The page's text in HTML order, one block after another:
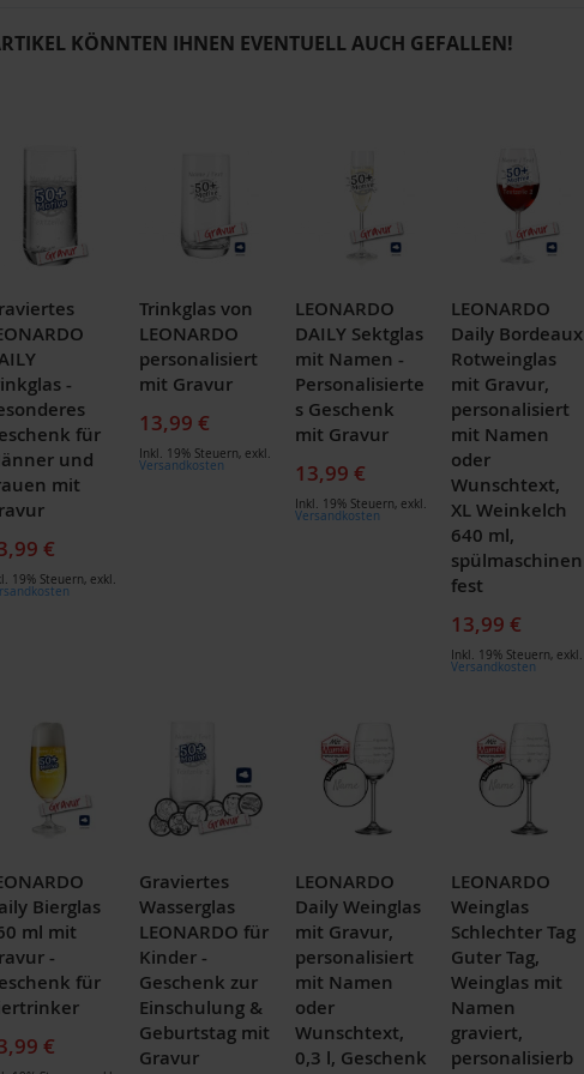
KÖNNTEN IHNEN EVENTUELL AUCH GEFALLEN!
-
für
und
mit
€
19% Steuern, exkl.
Trinkglas von
LEONARDO
personalisiert
mit Gravur
13,99 €
Inkl. 19% Steuern, exkl.
Versandkosten
LEONARDO
DAILY Sektglas
mit Namen -
Personalisierte
s Geschenk
mit Gravur
13,99 €
Inkl. 19% Steuern, exkl.
Versandkosten
LEONARDO
Daily Bordeaux
Rotweinglas
mit Gravur,
personalisiert
mit Namen
oder
Wunschtext,
XL Weinkelch
640 ml,
spülmaschinen
fest
13,99 €
Inkl. 19% Steuern, exkl.
Versandkosten
Bierglas
ml mit
-
für
€
Graviertes
Wasserglas
LEONARDO für
Kinder -
Geschenk zur
Einschulung &
Geburtstag mit
Gravur
LEONARDO
Daily Weinglas
mit Gravur,
personalisiert
mit Namen
oder
Wunschtext,
0,3 l, Geschenk
LEONARDO
Weinglas
Schlechter Tag
Guter Tag,
Weinglas mit
Namen
graviert,
personalisierb